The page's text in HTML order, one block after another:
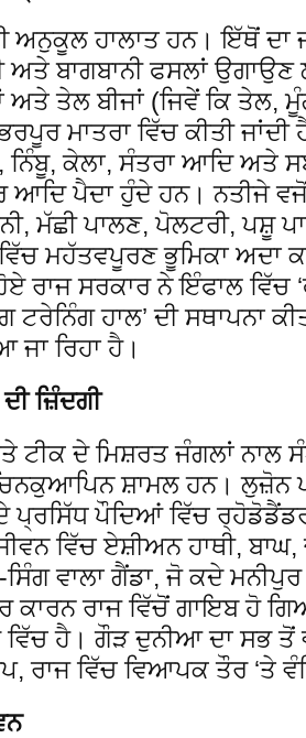
ਅਨੁਕੂਲ ਹਾਲਾਤ ਹਨ। ਇੱਥੋਂ ਦਾ
ਅਤੇ ਬਾਗਬਾਨੀ ਫਸਲਾਂ
ਅਤੇ ਤੇਲ ਬੀਜਾਂ (ਜਿਵੇਂ ਕਿ ਤੇਲ,
ਮਾਤਰਾ ਵਿੱਚ ਕੀਤੀ
ਨਿੰਬੂ, ਕੇਲਾ, ਸੰਤਰਾ ਆਦਿ ਅਤੇ
ਆਦਿ ਪੈਦਾ ਹੁੰਦੇ ਹਨ। ਨਤੀਜੇ
ਮੱਛੀ ਪਾਲਣ, ਪੋਲਟਰੀ, ਪਸ਼ੂ
ਮਹੱਤਵਪੂਰਣ ਭੂਮਿਕਾ ਅਦਾ
ਰਾਜ ਸਰਕਾਰ ਨੇ ਇੰਫਾਲ ਵਿੱਚ
ਟਰੇਨਿੰਗ ਹਾਲ’ ਦੀ ਸਥਾਪਨਾ
ਜਾ ਰਿਹਾ ਹੈ।
ਜ਼ਿੰਦਗੀ
ਟੀਕ ਦੇ ਮਿਸ਼ਰਤ ਜੰਗਲਾਂ ਨਾਲ
ਸ਼ਾਮਲ ਹਨ। ਲੁਜ਼ੋਨ
ਪ੍ਰਸਿੱਧ ਪੌਦਿਆਂ ਵਿੱਚ
ਵਿੱਚ ਏਸ਼ੀਅਨ ਹਾਥੀ,
ਵਾਲਾ ਗੈਂਡਾ, ਜੋ ਕਦੇ
ਕਾਰਨ ਰਾਜ ਵਿੱਚੋਂ ਗਾਇਬ ਹੋ
ਹੈ। ਗੌੜ ਦੁਨੀਆ ਦਾ ਸਭ ਤੋਂ
ਰਾਜ ਵਿੱਚ ਵਿਆਪਕ ਤੌਰ ‘ਤੇ